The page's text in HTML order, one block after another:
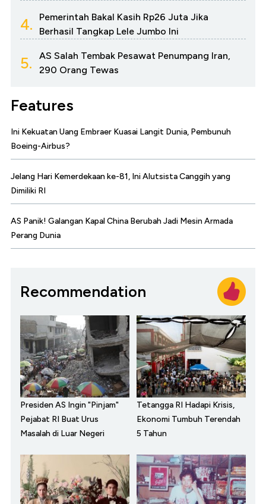
4.
Pemerintah Bakal Kasih Rp26 Juta Jika
Berhasil Tangkap Lele Jumbo Ini
5.
AS Salah Tembak Pesawat Penumpang Iran,
290 Orang Tewas
Features
Ini Kekuatan Uang Embraer Kuasai Langit Dunia, Pembunuh
Boeing-Airbus?
Jelang Hari Kemerdekaan ke-81, Ini Alutsista Canggih yang
Dimiliki RI
AS Panik! Galangan Kapal China Berubah Jadi Mesin Armada
Perang Dunia
Recommendation
Presiden AS Ingin "Pinjam"
Pejabat RI Buat Urus
Masalah di Luar Negeri
Tetangga RI Hadapi Krisis,
Ekonomi Tumbuh Terendah
5 Tahun